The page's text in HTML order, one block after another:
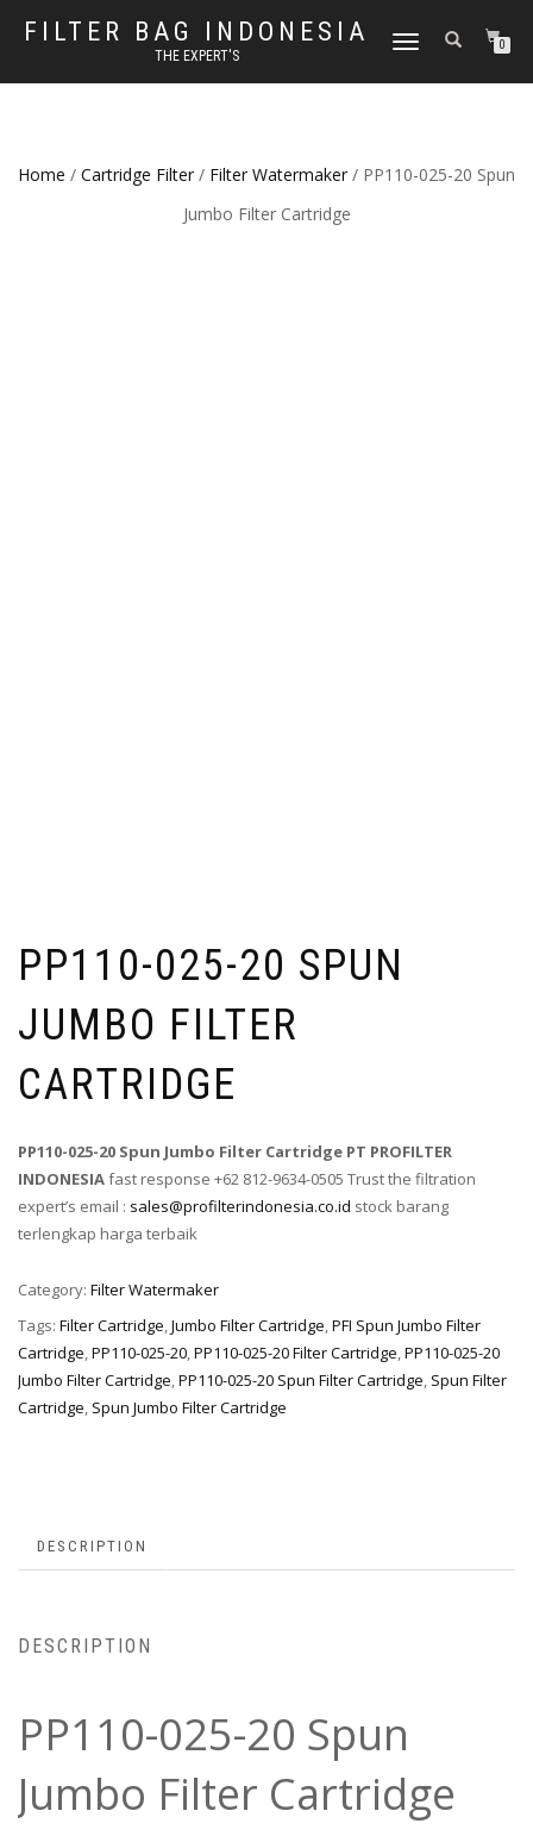
FILTER BAG INDONESIA
THE EXPERT'S
TOGGLE NAVIGATION0
Home / Cartridge Filter / Filter Watermaker / PP110-025-20 Spun
Jumbo Filter Cartridge
PP110-025-20 SPUN
JUMBO FILTER
CARTRIDGE
PP110-025-20 Spun Jumbo Filter Cartridge PT PROFILTER
INDONESIAfast response +62 812-9634-0505 Trust the filtration
expert’s email : sales@profilterindonesia.co.id stock barang
terlengkap harga terbaik
Category: Filter Watermaker
Tags: Filter Cartridge,Jumbo Filter Cartridge,PFI Spun Jumbo Filter
Cartridge,PP110-025-20,PP110-025-20 Filter Cartridge,PP110-025-20
Jumbo Filter Cartridge,PP110-025-20 Spun Filter Cartridge, Spun Filter
Cartridge, Spun Jumbo Filter Cartridge
DESCRIPTION
DESCRIPTION
PP110-025-20 Spun
Jumbo Filter Cartridge